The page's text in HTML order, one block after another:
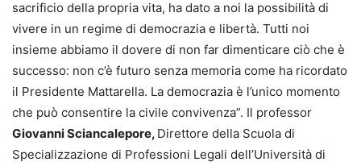
sacrificio della propria vita, ha dato a noi la possibilità di
vivere in un regime di democrazia e libertà. Tutti noi
insieme abbiamo il dovere di non far dimenticare ciò che è
successo: non c’è futuro senza memoria come ha ricordato
il Presidente Mattarella. La democrazia è l’unico momento
che può consentire la civile convivenza”. Il professor
Giovanni Sciancalepore, Direttore della Scuola di
Specializzazione di Professioni Legali dell’Università di